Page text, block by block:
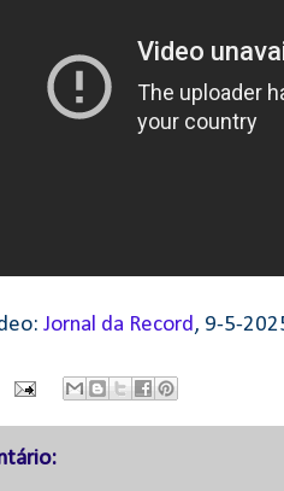
Jornal da Record, 9-5-